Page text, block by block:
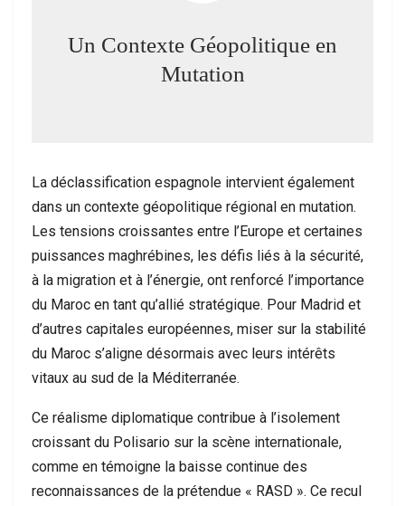
Un Contexte Géopolitique en
Mutation
La déclassification espagnole intervient également
dans un contexte géopolitique régional en mutation.
Les tensions croissantes entre l’Europe et certaines
puissances maghrébines, les défis liés à la sécurité,
à la migration et à l’énergie, ont renforcé l’importance
du Maroc en tant qu’allié stratégique. Pour Madrid et
d’autres capitales européennes, miser sur la stabilité
du Maroc s’aligne désormais avec leurs intérêts
vitaux au sud de la Méditerranée.
Ce réalisme diplomatique contribue à l’isolement
croissant du Polisario sur la scène internationale,
comme en témoigne la baisse continue des
reconnaissances de la prétendue « RASD ». Ce recul